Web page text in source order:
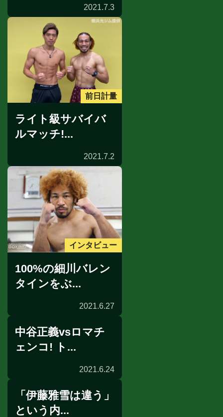
2021.7.3
前日計量
ライト級サバイバ
ルマッチ!...
2021.7.2
インタビュー
100%の細川バレン
タインをぶ...
2021.6.27
展開予想
中谷正義vsロマチ
ェンコ! ト...
2021.6.24
「伊藤雅雪は違う」
という内...